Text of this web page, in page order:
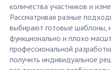
количества участников и
Рассматривая разные
выбирают готовые шаблоны,
функционально и плохо
профессиональной
получить индивидуальное